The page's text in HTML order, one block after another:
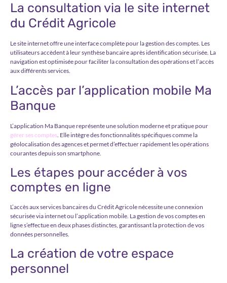
La consultation via le site internet
du Crédit Agricole
Le site internet offre une interface complète pour la gestion des comptes. Les
utilisateurs accèdent à leur synthèse bancaire après identification sécurisée. La
navigation est optimisée pour faciliter la consultation des opérations et l’accès
aux différents services.
L’accès par l’application mobile Ma
Banque
L’application Ma Banque représente une solution moderne et pratique pour
gérer ses comptes . Elle intègre des fonctionnalités spécifiques comme la
géolocalisation des agences et permet d’effectuer rapidement les opérations
courantes depuis son smartphone.
Les étapes pour accéder à vos
comptes en ligne
L’accès aux services bancaires du Crédit Agricole nécessite une connexion
sécurisée via internet ou l’application mobile. La gestion de vos comptes en
ligne s’effectue en deux phases distinctes, garantissant la protection de vos
données personnelles.
La création de votre espace
personnel